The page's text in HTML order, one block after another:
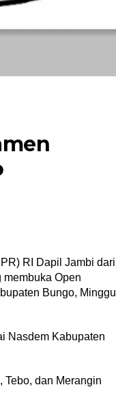
RI Dapil Jambi dari
membuka Open
Bungo, Minggu
Nasdem Kabupaten
Tebo, dan Merangin